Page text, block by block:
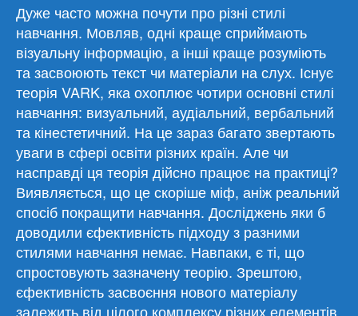
Дуже часто можна почути про різні стилі
навчання. Мовляв, одні краще сприймають
візуальну інформацію, а інші краще розуміють
та засвоюють текст чи матеріали на слух. Існує
теорія VARK, яка охоплює чотири основні стилі
навчання: визуальний, аудіальний, вербальний
та кінестетичний. На це зараз багато звертають
уваги в сфері освіти різних країн. Але чи
насправді ця теорія дійсно працює на практиці?
Виявляється, що це скоріше міф, аніж реальний
спосіб покращити навчання. Досліджень яки б
доводили єфективність підходу з разними
стилями навчання немає. Навпаки, є ті, що
спростовують зазначену теорію. Зрештою,
єфективність засвоєння нового матеріалу
залежить від цілого комплексу різних елементів.